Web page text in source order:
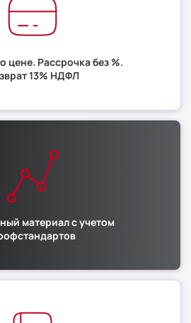
цене. Рассрочка без %.
13% НДФЛ
материал с учетом